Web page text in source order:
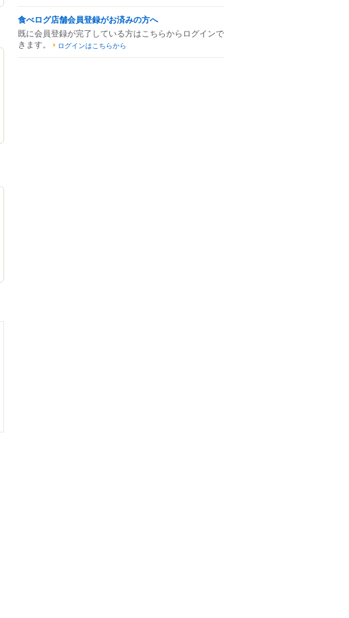
食べログ店舗会員登録がお済みの方へ
既に会員登録が完了している方はこちらからログインで
きます。
ログインはこちらから